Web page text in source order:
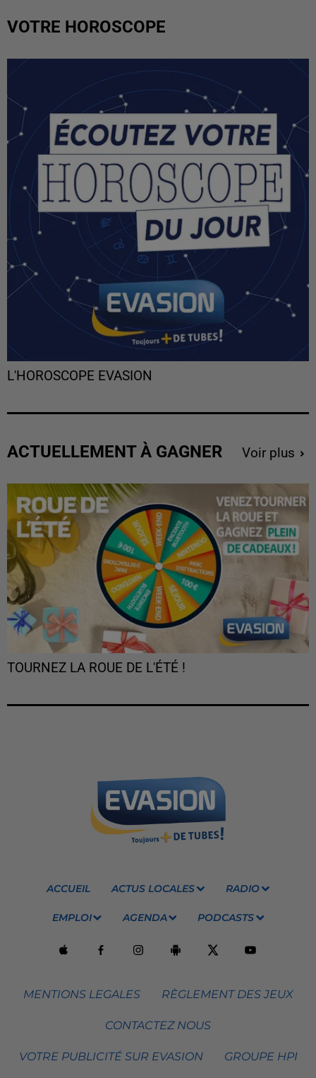
VOTRE HOROSCOPE
L'HOROSCOPE EVASION
ACTUELLEMENT À GAGNER Voir plus
TOURNEZ LA ROUE DE L'ÉTÉ !
ACCUEIL ACTUS LOCALES RADIO
EMPLOI AGENDA PODCASTS
MENTIONS LEGALES RÈGLEMENT DES JEUX
CONTACTEZ NOUS
VOTRE PUBLICITÉ SUR EVASION GROUPE HPI